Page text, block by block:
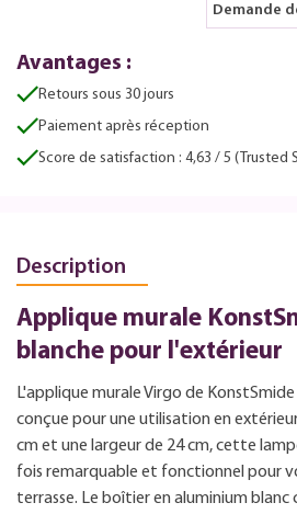
Demande
Avantages :
Retours sous 30 jours
Paiement après réception
Score de satisfaction : 4,63 / 5 (Trusted
Description
Applique murale
blanche pour l'extérieur
L'applique murale Virgo de
conçue pour une utilisation en
cm et une largeur de 24 cm, cette
fois remarquable et fonctionnel pour
terrasse. Le boîtier en aluminium blanc